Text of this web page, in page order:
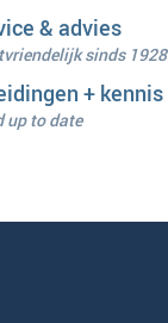
& advies
sinds 1928
+ kennis
up to date